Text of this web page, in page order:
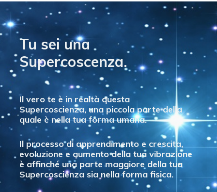
Tu sei una
Supercoscenza.
Il vero te è in realtà questa
Supercoscienza, una piccola parte della
quale è nella tua forma umana.
Il processo di apprendimento e crescita,
evoluzione e aumento della tua vibrazione
è affinché una parte maggiore della tua
Supercoscienza sia nella forma fisica.